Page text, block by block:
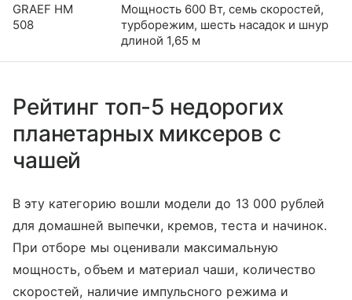
GRAEF HM
508
Мощность 600 Вт, семь скоростей,
турборежим, шесть насадок и шнур
длиной 1,65 м
Рейтинг топ-5 недорогих
планетарных миксеров с
чашей
В эту категорию вошли модели до 13 000 рублей
для домашней выпечки, кремов, теста и начинок.
При отборе мы оценивали максимальную
мощность, объем и материал чаши, количество
скоростей, наличие импульсного режима и